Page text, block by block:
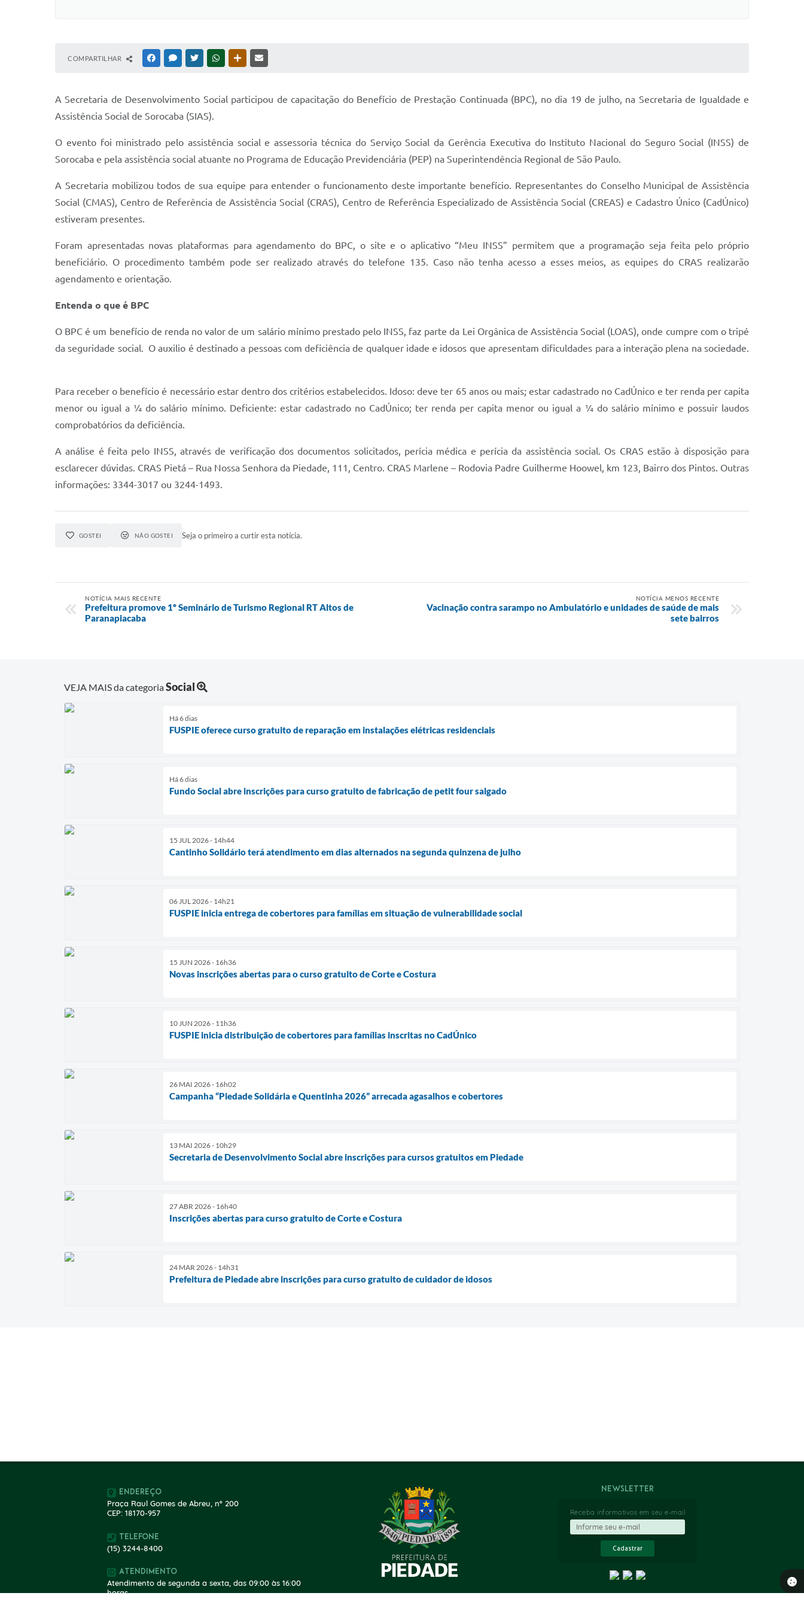
COMPARTILHAR FACEBOOKMESSENGER
TWITTERWHATSAPPOUTRAS MÍDIAS
A Secretaria de Desenvolvimento Social participou de capacitação do Benefício de Prestação Continuada (BPC), no dia 19 de julho, na Secretaria de Igualdade e
Assistência Social de Sorocaba (SIAS).
O evento foi ministrado pelo assistência social e assessoria técnica do Serviço Social da Gerência Executiva do Instituto Nacional do Seguro Social (INSS) de
Sorocaba e pela assistência social atuante no Programa de Educação Previdenciária (PEP) na Superintendência Regional de São Paulo.
A Secretaria mobilizou todos de sua equipe para entender o funcionamento deste importante benefício. Representantes do Conselho Municipal de Assistência
Social (CMAS), Centro de Referência de Assistência Social (CRAS), Centro de Referência Especializado de Assistência Social (CREAS) e Cadastro Único (CadÚnico)
estiveram presentes.
Foram apresentadas novas plataformas para agendamento do BPC, o site e o aplicativo “Meu INSS” permitem que a programação seja feita pelo próprio
beneficiário. O procedimento também pode ser realizado através do telefone 135. Caso não tenha acesso a esses meios, as equipes do CRAS realizarão
agendamento e orientação.
Entenda o que é BPC
O BPC é um benefício de renda no valor de um salário mínimo prestado pelo INSS, faz parte da Lei Orgânica de Assistência Social (LOAS), onde cumpre com o tripé
da seguridade social. O auxilio é destinado a pessoas com deficiência de qualquer idade e idosos que apresentam dificuldades para a interação plena na sociedade.
Para receber o benefício é necessário estar dentro dos critérios estabelecidos. Idoso: deve ter 65 anos ou mais; estar cadastrado no CadÚnico e ter renda per capita
menor ou igual a ¼ do salário mínimo. Deficiente: estar cadastrado no CadÚnico; ter renda per capita menor ou igual a ¼ do salário mínimo e possuir laudos
comprobatórios da deficiência.
A análise é feita pelo INSS, através de verificação dos documentos solicitados, perícia médica e perícia da assistência social. Os CRAS estão à disposição para
esclarecer dúvidas. CRAS Pietá – Rua Nossa Senhora da Piedade, 111, Centro. CRAS Marlene – Rodovia Padre Guilherme Hoowel, km 123, Bairro dos Pintos. Outras
informações: 3344-3017 ou 3244-1493.
GOSTEI NÃO GOSTEI Seja o primeiro a curtir esta notícia.
NOTÍCIA MAIS RECENTE
Prefeitura promove 1º Seminário de Turismo Regional RT Altos de
Paranapiacaba
NOTÍCIA MENOS RECENTE
Vacinação contra sarampo no Ambulatório e unidades de saúde de mais
sete bairros
VEJA MAIS da categoriaSocial
Há 6 dias
FUSPIE oferece curso gratuito de reparação em instalações elétricas residenciais
Há 6 dias
Fundo Social abre inscrições para curso gratuito de fabricação de petit four salgado
15 JUL 2026 - 14h44
Cantinho Solidário terá atendimento em dias alternados na segunda quinzena de julho
06 JUL 2026 - 14h21
FUSPIE inicia entrega de cobertores para famílias em situação de vulnerabilidade social
15 JUN 2026 - 16h36
Novas inscrições abertas para o curso gratuito de Corte e Costura
10 JUN 2026 - 11h36
FUSPIE inicia distribuição de cobertores para famílias inscritas no CadÚnico
26 MAI 2026 - 16h02
Campanha “Piedade Solidária e Quentinha 2026” arrecada agasalhos e cobertores
13 MAI 2026 - 10h29
Secretaria de Desenvolvimento Social abre inscrições para cursos gratuitos em Piedade
27 ABR 2026 - 16h40
Inscrições abertas para curso gratuito de Corte e Costura
24 MAR 2026 - 14h31
Prefeitura de Piedade abre inscrições para curso gratuito de cuidador de idosos
Endereço
Praça Raul Gomes de Abreu, nº 200
CEP: 18170-957
Telefone
(15) 3244-8400
Atendimento
Atendimento de segunda a sexta, das 09:00 às 16:00
horas.
Newsletter
Receba informativos em seu e-mail
Cadastrar